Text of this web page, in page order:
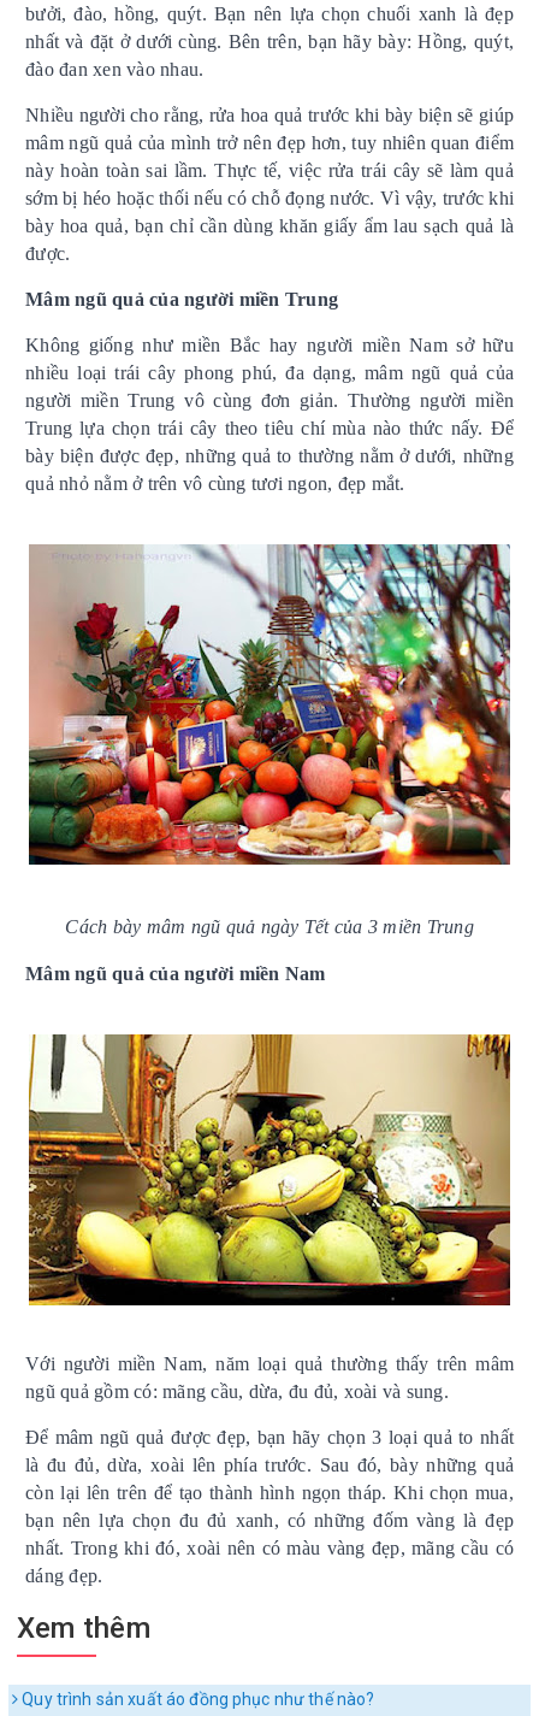
bưởi, đào, hồng, quýt. Bạn nên lựa chọn chuối xanh là đẹp
nhất và đặt ở dưới cùng. Bên trên, bạn hãy bày: Hồng, quýt,
đào đan xen vào nhau.
Nhiều người cho rằng, rửa hoa quả trước khi bày biện sẽ giúp
mâm ngũ quả của mình trở nên đẹp hơn, tuy nhiên quan điểm
này hoàn toàn sai lầm. Thực tế, việc rửa trái cây sẽ làm quả
sớm bị héo hoặc thối nếu có chỗ đọng nước. Vì vậy, trước khi
bày hoa quả, bạn chỉ cần dùng khăn giấy ẩm lau sạch quả là
được.
Mâm ngũ quả của người miền Trung
Không giống như miền Bắc hay người miền Nam sở hữu
nhiều loại trái cây phong phú, đa dạng, mâm ngũ quả của
người miền Trung vô cùng đơn giản. Thường người miền
Trung lựa chọn trái cây theo tiêu chí mùa nào thức nấy. Để
bày biện được đẹp, những quả to thường nằm ở dưới, những
quả nhỏ nằm ở trên vô cùng tươi ngon, đẹp mắt.
Cách bày mâm ngũ quả ngày Tết của 3 miền Trung
Mâm ngũ quả của người miền Nam
Với người miền Nam, năm loại quả thường thấy trên mâm
ngũ quả gồm có: mãng cầu, dừa, đu đủ, xoài và sung.
Để mâm ngũ quả được đẹp, bạn hãy chọn 3 loại quả to nhất
là đu đủ, dừa, xoài lên phía trước. Sau đó, bày những quả
còn lại lên trên để tạo thành hình ngọn tháp. Khi chọn mua,
bạn nên lựa chọn đu đủ xanh, có những đốm vàng là đẹp
nhất. Trong khi đó, xoài nên có màu vàng đẹp, mãng cầu có
dáng đẹp.
Xem thêm
Quy trình sản xuất áo đồng phục như thế nào?